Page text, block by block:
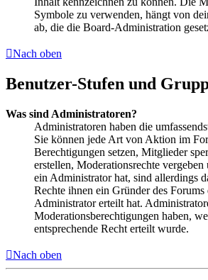
Symbole zu verwenden, hängt von
ab, die die Board-Administration
Nach oben
Benutzer-Stufen und
Was sind Administratoren?
Administratoren haben die
Sie können jede Art von Aktion im
Berechtigungen setzen, Mitglieder
erstellen, Moderationsrechte
ein Administrator hat, sind allerdings
Rechte ihnen ein Gründer des Forums
Administrator erteilt hat.
Moderationsberechtigungen haben,
entsprechende Recht erteilt wurde.
Nach oben